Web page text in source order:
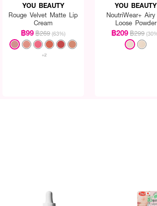
YOU BEAUTY
Rouge Velvet Matte Lip
Cream
฿99฿269 (63%)
+2
YOU BEAUTY
NoutriWear+
Loose Powder
฿209฿299